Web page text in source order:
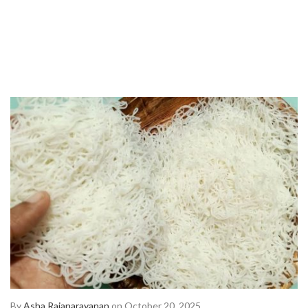
By Asha Rajanarayanan on October 20, 2025